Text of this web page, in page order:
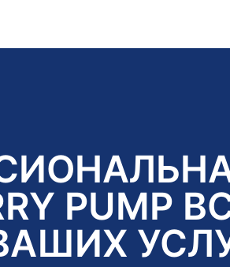
PUMP